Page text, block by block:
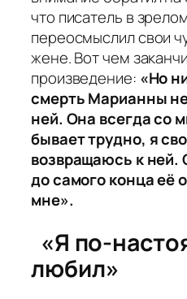
что писатель в
переосмыслил свои
жене. Вот чем
произведение: «Но
смерть Марианны
ней. Она всегда со
бывает трудно, я
возвращаюсь к ней.
до самого конца её
мне».
«Я по-
любил»